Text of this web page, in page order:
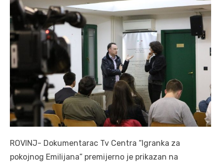
ROVINJ- Dokumentarac Tv Centra “Igranka za
pokojnog Emilijana” premijerno je prikazan na